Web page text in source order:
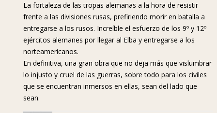
La fortaleza de las tropas alemanas a la hora de resistir
frente a las divisiones rusas, prefiriendo morir en batalla a
entregarse a los rusos. Increíble el esfuerzo de los 9º y 12º
ejércitos alemanes por llegar al Elba y entregarse a los
norteamericanos.
En definitiva, una gran obra que no deja más que vislumbrar
lo injusto y cruel de las guerras, sobre todo para los civiles
que se encuentran inmersos en ellas, sean del lado que
sean.